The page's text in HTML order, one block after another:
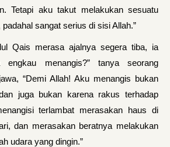
Tetapi aku takut melakukan sesuatu
sangat serius di sisi Allah.”
Qais merasa ajalnya segera tiba, ia
engkau menangis?” tanya seorang
“Demi Allah! Aku menangis bukan
juga bukan karena rakus terhadap
terlambat merasakan haus di
dan merasakan beratnya melakukan
udara yang dingin.”